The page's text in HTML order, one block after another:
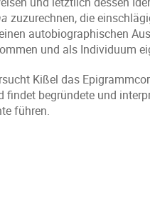
zuzurechnen, die
autobiographischen
und als Individuum
Kißel das
findet begründete und
führen.